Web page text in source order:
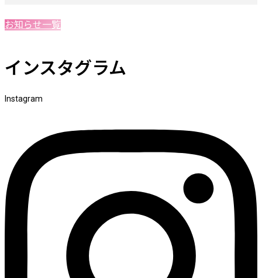
お知らせ一覧
インスタグラム
Instagram